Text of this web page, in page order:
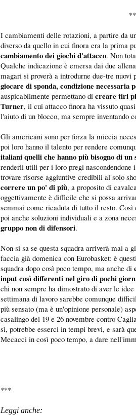
I cambiamenti delle rotazioni, a partire da
diverso da quello in cui finora era la prima
cambiamento dei giochi d'attacco. Non
Qualche indicazione è emersa dai due
magari si proverà a introdurne due-tre nuovi
giocare di sponda, condizione necessaria
auspicabilmente permettano di creare tiri
Turner, il cui attacco finora ha vissuto
l'aiuto di un blocco, ma sempre inventando
Gli americani sono per forza la miccia
poi loro hanno il talento per rendere
italiani quelli che hanno più bisogno di un
renderli utili per i loro pregi
trovare risorse aggiuntive credibili al solo
correre un po' di più, a proposito di
oggettivamente è difficile che si possa
semmai come ricaduta di tutto il resto. Così
poi anche soluzioni individuali e a zona
gruppo non di difensori.
Non si sa se questa squadra arriverà mai a
faccia già domenica con Eurobasket: è
squadra dopo così poco tempo, ma anche di
input così differenti nel giro di pochi
chi non sempre ha dimostrato di aver le
settimana di lavoro sarebbe comunque
più sensato (ma è un'opinione personale)
casalingo del 19 e 26 novembre contro
sì, potrebbe esserci in tempi brevi, e sarà
Mecacci in così poco tempo, a dare
***
Leggi anche: